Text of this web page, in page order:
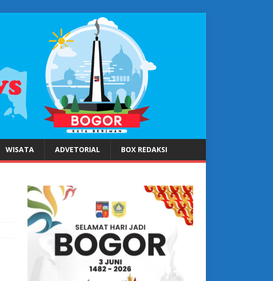
WISATA ADVETORIAL BOX REDAKSI